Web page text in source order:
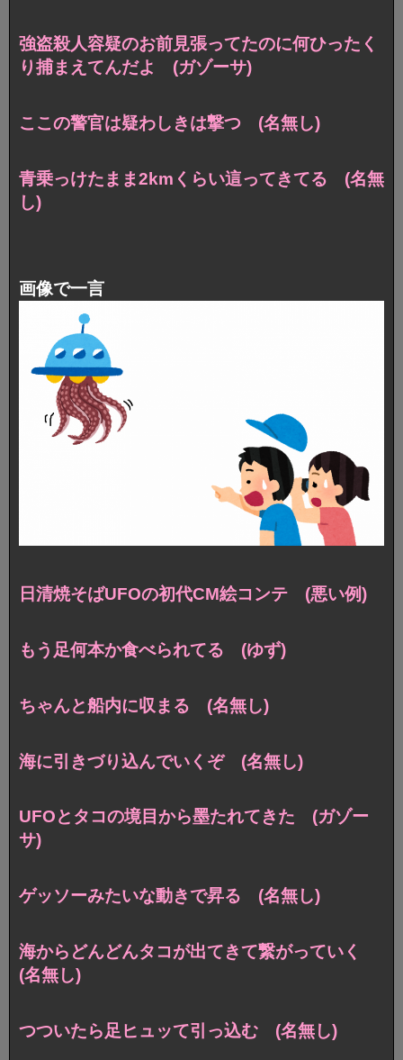
強盗殺人容疑のお前見張ってたのに何ひったく
り捕まえてんだよ (ガゾーサ)
ここの警官は疑わしきは撃つ (名無し)
青乗っけたまま2kmくらい這ってきてる (名無
し)
画像で一言
日清焼そばUFOの初代CM絵コンテ (悪い例)
もう足何本か食べられてる (ゆず)
ちゃんと船内に収まる (名無し)
海に引きづり込んでいくぞ (名無し)
UFOとタコの境目から墨たれてきた (ガゾー
サ)
ゲッソーみたいな動きで昇る (名無し)
海からどんどんタコが出てきて繋がっていく
(名無し)
つついたら足ヒュッて引っ込む (名無し)